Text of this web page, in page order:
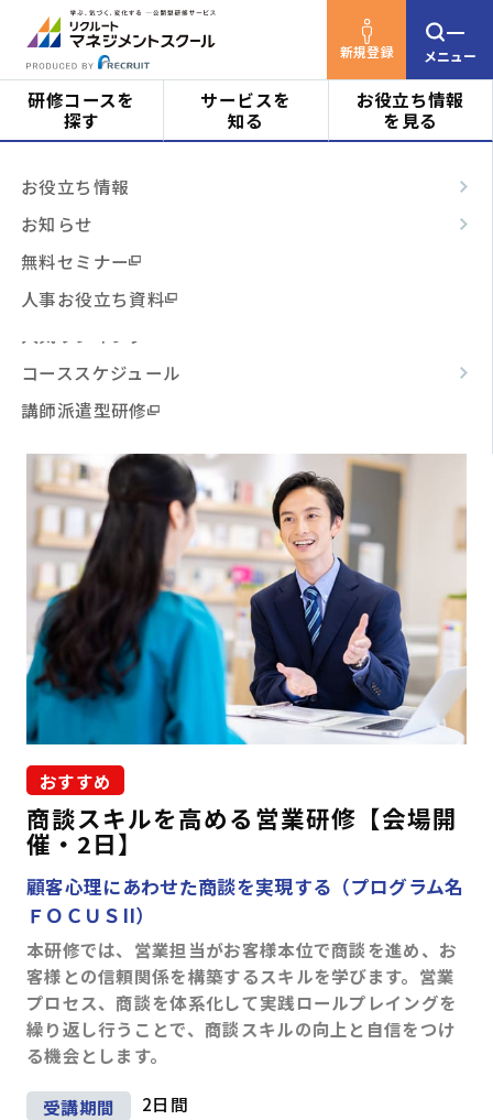
新規登録 メニュー
階層・役割
その他からコースを探す
はじめての方へ
サービスの特長
お役立ち情報 お知らせ よくあるご質問
お問い合わせ 資料請求 メルマガ登録
開催間近 満席間近
管理者ログイン
受講者ログイン
研修コースを
探す
対象者
ビジネススキル
テーマ別
3時間コース
人気ランキング
コーススケジュール
講師派遣型研修
サービスを
知る
はじめての方へ
サービスの特長
ご利用の流れ
よくあるご質問
お役立ち情報
を見る
お役立ち情報
お知らせ
無料セミナー
人事お役立ち資料
リクルートマネジメントスクールTOP
該当件数：127
おすすめ
商談スキルを高める営業研修【会場開
催・2日】
顧客心理にあわせた商談を実現する（プログラム名
ＦＯＣＵＳII）
本研修では、営業担当がお客様本位で商談を進め、お
客様との信頼関係を構築するスキルを学びます。営業
プロセス、商談を体系化して実践ロールプレイングを
繰り返し行うことで、商談スキルの向上と自信をつけ
る機会とします。
受講期間
2日間